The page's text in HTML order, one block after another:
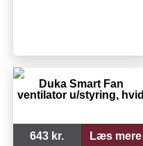
Duka Smart Fan
ventilator u/styring, hvid
643 kr. Læs mere